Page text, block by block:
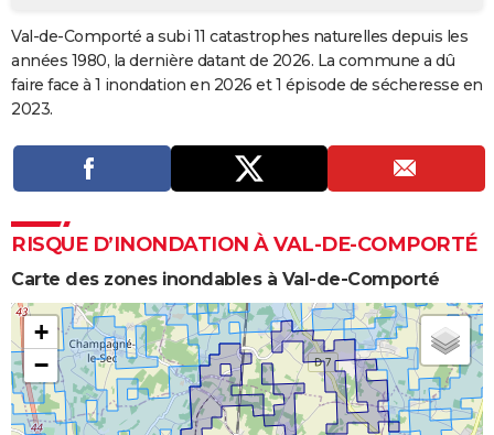
COPAINS D'AVANT
S'inscrire
Se connecter
Lycées
Collèges
Primaires
Universités
Entreprises
Service militaire
Avis de recherche
AVIS DE DÉCÈS
Val-de-Comporté a subi 11 catastrophes naturelles depuis les
années 1980, la dernière datant de 2026. La commune a dû
faire face à 1 inondation en 2026 et 1 épisode de sécheresse en
2023.
RISQUE D’INONDATION À VAL-DE-COMPORTÉ
Carte des zones inondables à Val-de-Comporté
+
−